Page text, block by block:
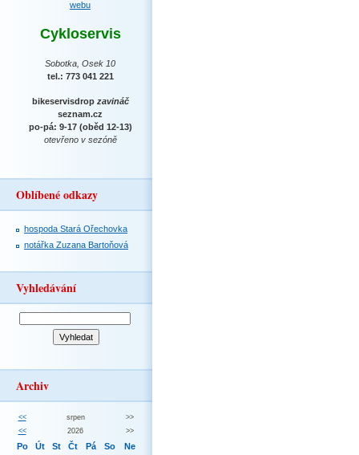
Cykloservis
Sobotka, Osek 10
tel.: 773 041 221
bikeservisdrop zavináč
seznam.cz
po-pá: 9-17 (oběd 12-13)
otevřeno v sezóně
Oblíbené odkazy
hospoda Stará Ořechovka
notářka Zuzana Bartoňová
Vyhledávání
Archiv
<< srpen
>>
<<
2026 >>
Po Út St Čt Pá So Ne